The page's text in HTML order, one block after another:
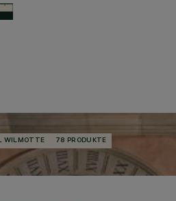
WILMOTTE 78 PRODUKTE